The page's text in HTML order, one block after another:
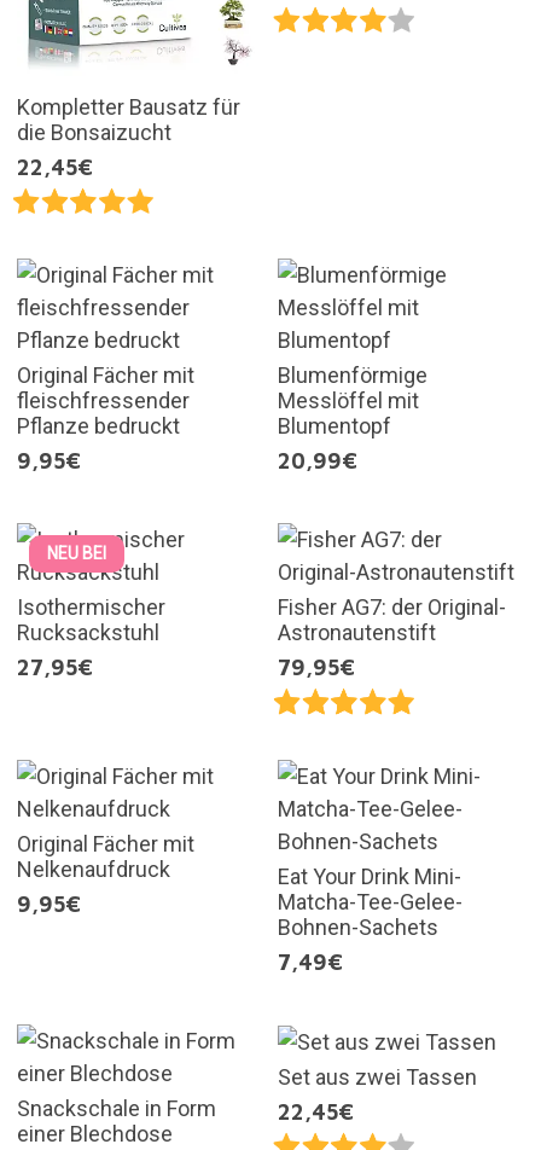
Kompletter Bausatz für
die Bonsaizucht
22,45€
Original Fächer mit
fleischfressender
Pflanze bedruckt
9,95€
Blumenförmige
Messlöffel mit
Blumentopf
20,99€
NEU BEI
Isothermischer
Rucksackstuhl
27,95€
Fisher AG7: der Original-
Astronautenstift
79,95€
Original Fächer mit
Nelkenaufdruck
9,95€
Eat Your Drink Mini-
Matcha-Tee-Gelee-
Bohnen-Sachets
7,49€
Snackschale in Form
einer Blechdose
Set aus zwei Tassen
22,45€